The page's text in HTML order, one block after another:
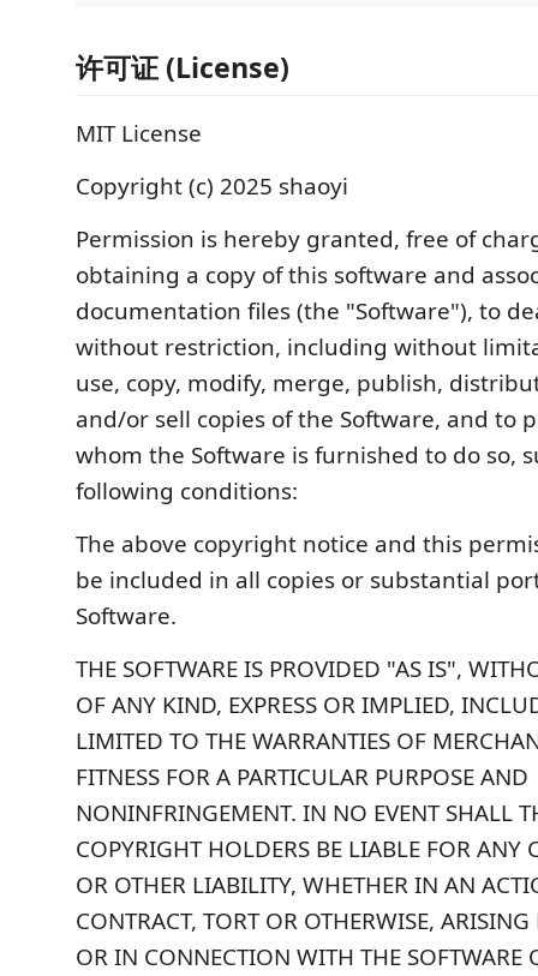
许可证 (License)
MIT License
Copyright (c) 2025 shaoyi
Permission is hereby granted, free of
obtaining a copy of this software and
documentation files (the "Software"), to
without restriction, including without
use, copy, modify, merge, publish,
and/or sell copies of the Software, and to
whom the Software is furnished to do so,
following conditions:
The above copyright notice and this
be included in all copies or substantial
Software.
THE SOFTWARE IS PROVIDED "AS IS",
OF ANY KIND, EXPRESS OR IMPLIED,
LIMITED TO THE WARRANTIES OF
FITNESS FOR A PARTICULAR PURPOSE AND
NONINFRINGEMENT. IN NO EVENT SHALL
COPYRIGHT HOLDERS BE LIABLE FOR ANY
OR OTHER LIABILITY, WHETHER IN AN
CONTRACT, TORT OR OTHERWISE,
OR IN CONNECTION WITH THE SOFTWARE